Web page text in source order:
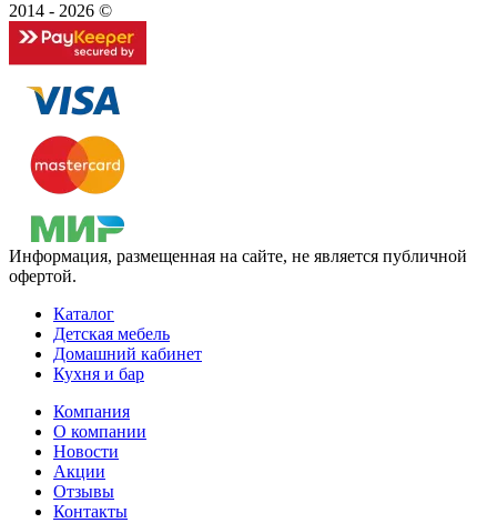
2014 - 2026 ©
Информация, размещенная на сайте, не является публичной
офертой.
Каталог
Детская мебель
Домашний кабинет
Кухня и бар
Компания
О компании
Новости
Акции
Отзывы
Контакты